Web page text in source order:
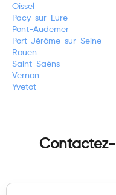
Oissel
Pacy-sur-Eure
Pont-Audemer
Port-Jérôme-sur-Seine
Rouen
Saint-Saëns
Vernon
Yvetot